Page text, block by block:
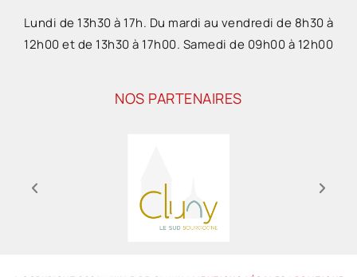
Lundi de 13h30 à 17h. Du mardi au vendredi de 8h30 à
12h00 et de 13h30 à 17h00. Samedi de 09h00 à 12h00
NOS PARTENAIRES